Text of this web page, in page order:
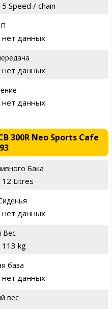
5 Speed / chain
нет данных
нет данных
нет данных
300R Neo Sports Cafe
Бака
12 Litres
нет данных
Вес
113 kg
база
нет данных
вес